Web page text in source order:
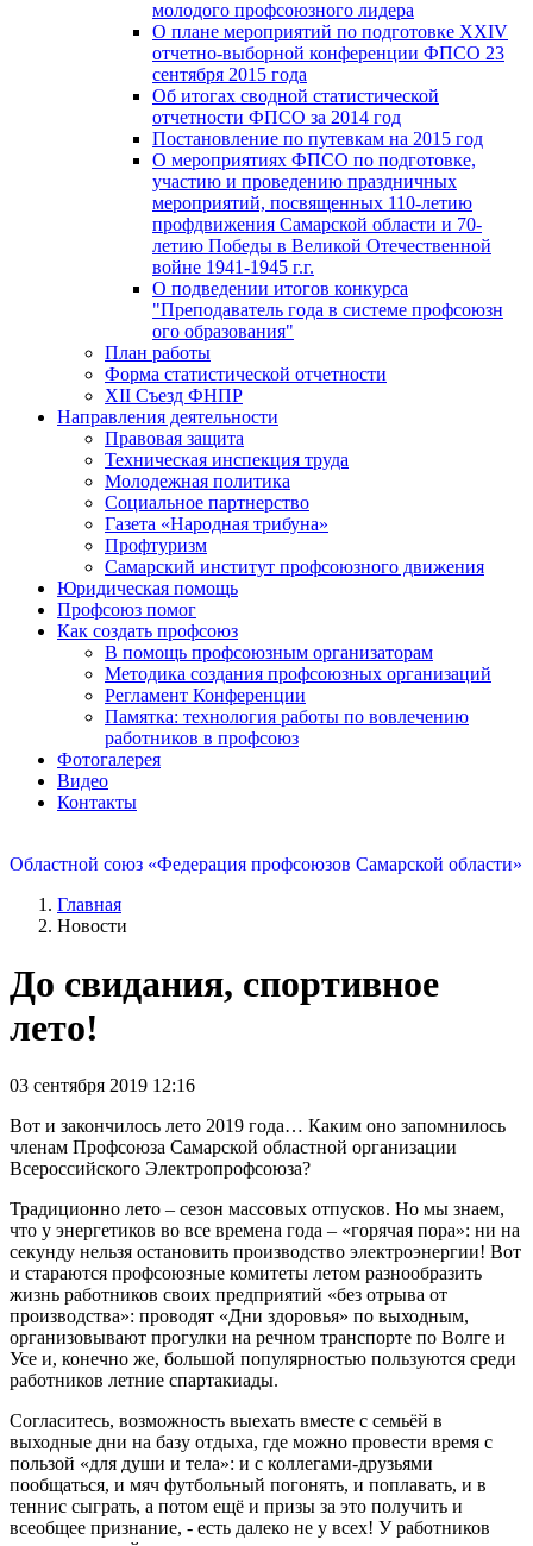
молодого профсоюзного лидера
О плане мероприятий по подготовке XXIV
отчетно-выборной конференции ФПСО 23
сентября 2015 года
Об итогах сводной статистической
отчетности ФПСО за 2014 год
Постановление по путевкам на 2015 год
О мероприятиях ФПСО по подготовке,
участию и проведению праздничных
мероприятий, посвященных 110-летию
профдвижения Самарской области и 70-
летию Победы в Великой Отечественной
войне 1941-1945 г.г.
О подведении итогов конкурса
"Преподаватель года в системе профсоюзн
ого образования"
План работы
Форма статистической отчетности
XII Съезд ФНПР
Направления деятельности
Правовая защита
Техническая инспекция труда
Молодежная политика
Социальное партнерство
Газета «Народная трибуна»
Профтуризм
Самарский институт профсоюзного движения
Юридическая помощь
Профсоюз помог
Как создать профсоюз
В помощь профсоюзным организаторам
Методика создания профсоюзных организаций
Регламент Конференции
Памятка: технология работы по вовлечению
работников в профсоюз
Фотогалерея
Видео
Контакты
Областной союз «Федерация профсоюзов Самарской области»
Главная
Новости
До свидания, спортивное
лето!
03 сентября 2019 12:16
Вот и закончилось лето 2019 года… Каким оно запомнилось
членам Профсоюза Самарской областной организации
Всероссийского Электропрофсоюза?
Традиционно лето – сезон массовых отпусков. Но мы знаем,
что у энергетиков во все времена года – «горячая пора»: ни на
секунду нельзя остановить производство электроэнергии! Вот
и стараются профсоюзные комитеты летом разнообразить
жизнь работников своих предприятий «без отрыва от
производства»: проводят «Дни здоровья» по выходным,
организовывают прогулки на речном транспорте по Волге и
Усе и, конечно же, большой популярностью пользуются среди
работников летние спартакиады.
Согласитесь, возможность выехать вместе с семьёй в
выходные дни на базу отдыха, где можно провести время с
пользой «для души и тела»: и с коллегами-друзьями
пообщаться, и мяч футбольный погонять, и поплавать, и в
теннис сыграть, а потом ещё и призы за это получить и
всеобщее признание, - есть далеко не у всех! У работников